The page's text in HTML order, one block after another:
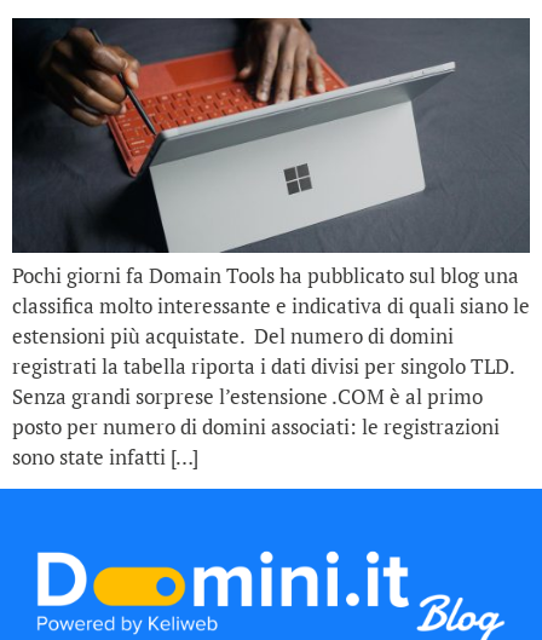
Pochi giorni fa Domain Tools ha pubblicato sul blog una
classifica molto interessante e indicativa di quali siano le
estensioni più acquistate. Del numero di domini
registrati la tabella riporta i dati divisi per singolo TLD.
Senza grandi sorprese l’estensione .COM è al primo
posto per numero di domini associati: le registrazioni
sono state infatti […]